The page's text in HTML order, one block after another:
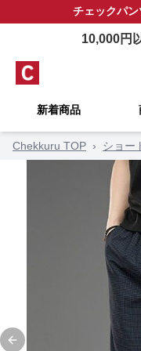
チェックパン
10,000円
新着商品
Chekkuru TOP › ショー
Previous slide